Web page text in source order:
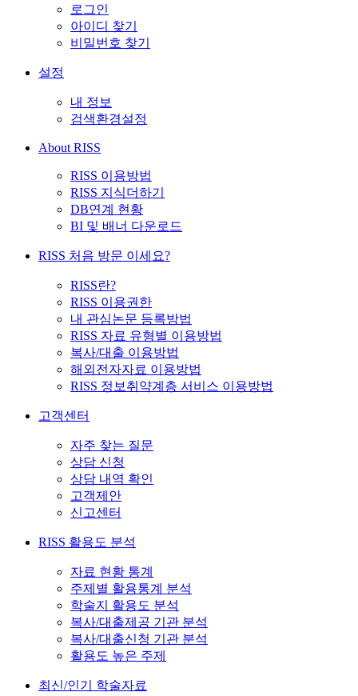
로그인
아이디 찾기
비밀번호 찾기
설정
내 정보
검색환경설정
About RISS
RISS 이용방법
RISS 지식더하기
DB연계 현황
BI 및 배너 다운로드
RISS 처음 방문 이세요?
RISS란?
RISS 이용권한
내 관심논문 등록방법
RISS 자료 유형별 이용방법
복사/대출 이용방법
해외전자자료 이용방법
RISS 정보취약계층 서비스 이용방법
고객센터
자주 찾는 질문
상담 신청
상담 내역 확인
고객제안
신고센터
RISS 활용도 분석
자료 현황 통계
주제별 활용통계 분석
학술지 활용도 분석
복사/대출제공 기관 분석
복사/대출신청 기관 분석
활용도 높은 주제
최신/인기 학술자료